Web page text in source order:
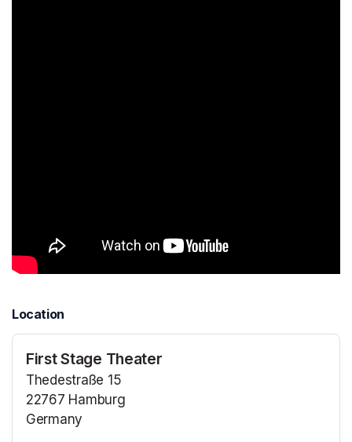
Location
First Stage Theater
Thedestraße 15
22767 Hamburg
Germany